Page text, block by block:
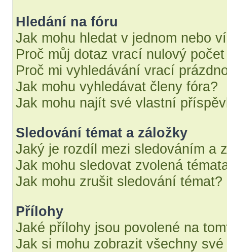
Hledání na fóru
Jak mohu hledat v jednom nebo
Proč můj dotaz vrací nulový
Proč mi vyhledávání vrací
Jak mohu vyhledávat členy fóra?
Jak mohu najít své vlastní
Sledování témat a záložky
Jaký je rozdíl mezi sledováním a
Jak mohu sledovat zvolená
Jak mohu zrušit sledování témat?
Přílohy
Jaké přílohy jsou povolené na
Jak si mohu zobrazit všechny